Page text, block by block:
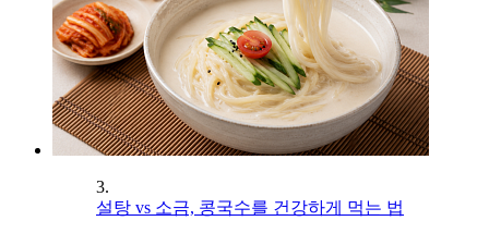
3.
설탕 vs 소금, 콩국수를 건강하게 먹는 법